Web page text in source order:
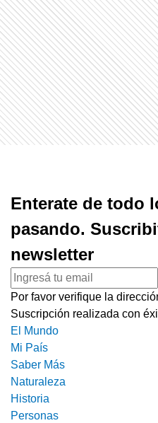
Enterate de todo
pasando.
newsletter
Por favor verifique la
Suscripción realizada con
El Mundo
Mi País
Saber Más
Naturaleza
Historia
Personas